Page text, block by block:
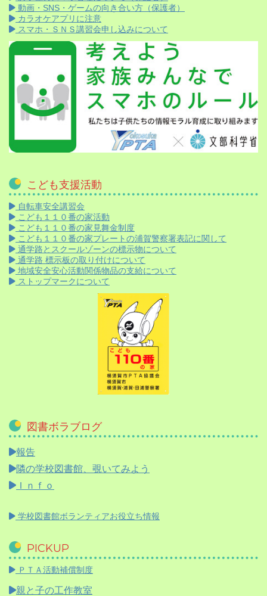
動画・SNS・ゲームの向き合い方（保護者）
カラオケアプリに注意
スマホ・ＳＮＳ講習会申し込みについて
こども支援活動
自転車安全講習会
こども１１０番の家活動
こども１１０番の家見舞金制度
こども１１０番の家プレートの浦賀警察署表記に関して
通学路とスクールゾーンの標示物について
通学路 標示板の取り付けについて
地域安全安心活動関係物品の支給について
ストップマークについて
図書ボラブログ
報告
隣の学校図書館、覗いてみよう
Ｉｎｆｏ
学校図書館ボランティアお役立ち情報
PICKUP
ＰＴＡ活動補償制度
親と子の工作教室